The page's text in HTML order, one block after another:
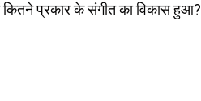
प्रकार के संगीत का विकास हुआ?